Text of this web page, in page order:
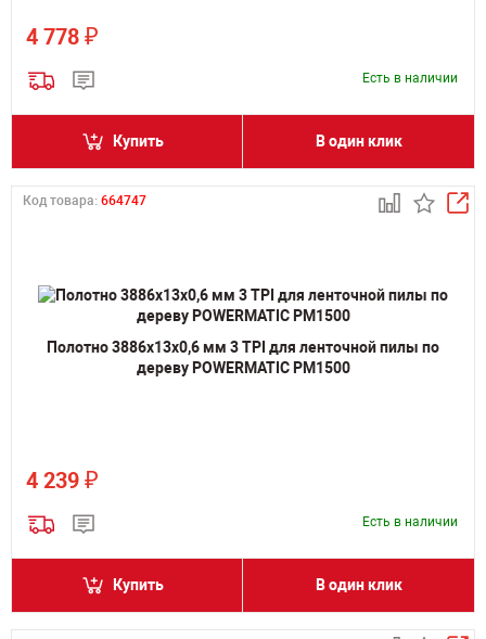
4 778 ₽
Есть в наличии
Купить В один клик
Код товара: 664747
Полотно 3886х13х0,6 мм 3 TPI для ленточной пилы по
дереву POWERMATIC PM1500
4 239 ₽
Есть в наличии
Купить В один клик